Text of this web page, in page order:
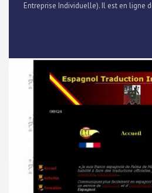
Entreprise Individuelle). Il est en ligne